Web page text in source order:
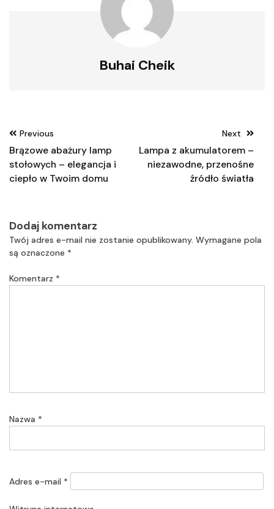
Buhai Cheik
Nawigacja
wpisu
Previous
Brązowe abażury lamp
stołowych – elegancja i
ciepło w Twoim domu
Next
Lampa z akumulatorem –
niezawodne, przenośne
źródło światła
Dodaj komentarz
Twój adres e-mail nie zostanie opublikowany. Wymagane pola
są oznaczone *
Komentarz *
Nazwa *
Adres e-mail *